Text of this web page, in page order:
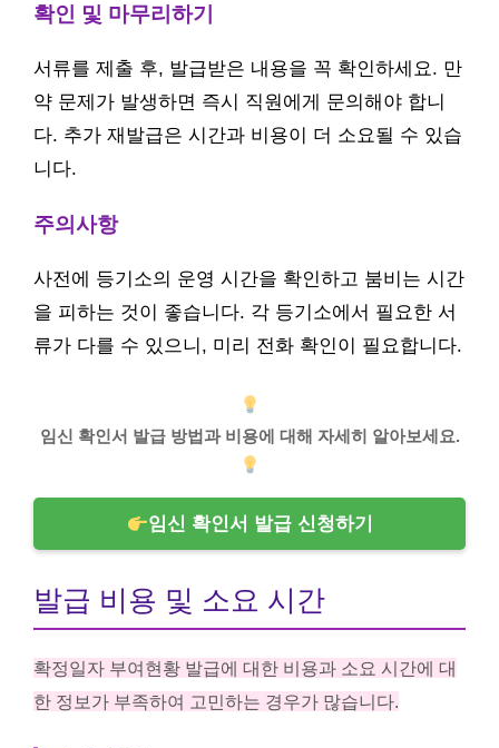
확인 및 마무리하기
서류를 제출 후, 발급받은 내용을 꼭 확인하세요. 만
약 문제가 발생하면 즉시 직원에게 문의해야 합니
다. 추가 재발급은 시간과 비용이 더 소요될 수 있습
니다.
주의사항
사전에 등기소의 운영 시간을 확인하고 붐비는 시간
을 피하는 것이 좋습니다. 각 등기소에서 필요한 서
류가 다를 수 있으니, 미리 전화 확인이 필요합니다.
임신 확인서 발급 방법과 비용에 대해 자세히 알아보세요.
임신 확인서 발급 신청하기
발급 비용 및 소요 시간
확정일자 부여현황 발급에 대한 비용과 소요 시간에 대
한 정보가 부족하여 고민하는 경우가 많습니다.